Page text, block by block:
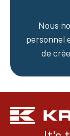
Nous
personnel
de